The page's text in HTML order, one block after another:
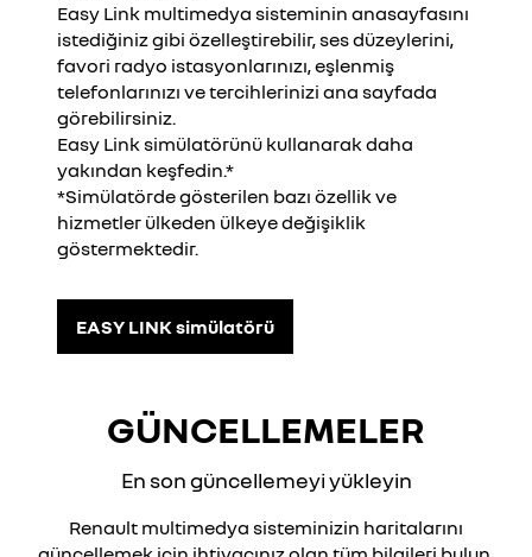
Easy Link multimedya sisteminin anasayfasını
istediğiniz gibi özelleştirebilir, ses düzeylerini,
favori radyo istasyonlarınızı, eşlenmiş
telefonlarınızı ve tercihlerinizi ana sayfada
görebilirsiniz.
Easy Link simülatörünü kullanarak daha
yakından keşfedin.*
*Simülatörde gösterilen bazı özellik ve
hizmetler ülkeden ülkeye değişiklik
göstermektedir.
EASY LINK simülatörü
GÜNCELLEMELER
En son güncellemeyi yükleyin
Renault multimedya sisteminizin haritalarını